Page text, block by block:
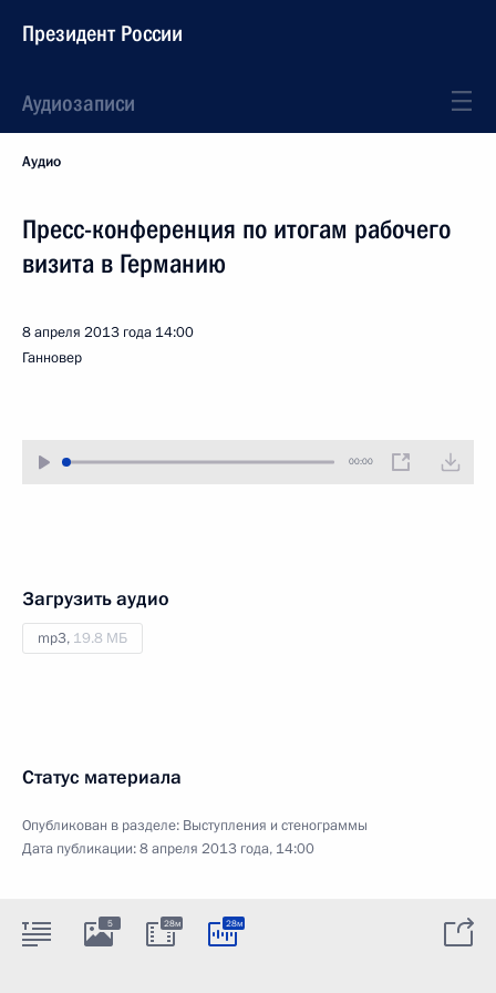
Президент России
Аудиозаписи
Аудио
Пресс-конференция по итогам рабочего
визита в Германию
8 апреля 2013 года 14:00
Ганновер
00:00
Загрузить аудио
mp3, 19.8 МБ
Статус материала
Опубликован в разделе: Выступления и стенограммы
Дата публикации:8 апреля 2013 года, 14:00
5 28м 28м